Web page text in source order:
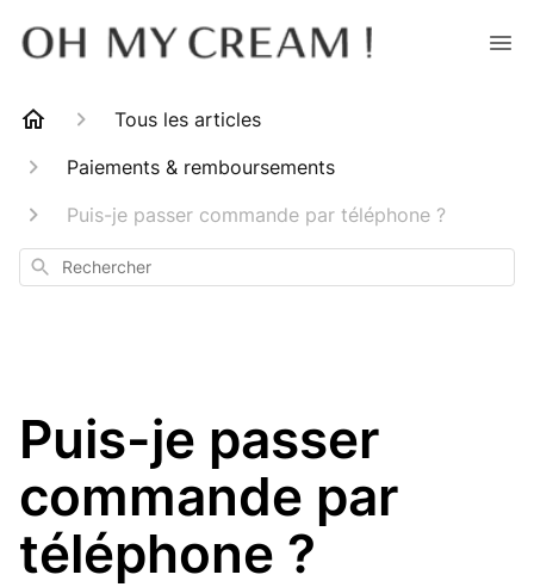
Tous les articles
Paiements & remboursements
Puis-je passer commande par téléphone ?
Rechercher
Puis-je passer
commande par
téléphone ?